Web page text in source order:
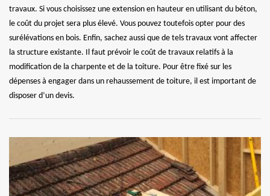
travaux. Si vous choisissez une extension en hauteur en utilisant du béton,
le coût du projet sera plus élevé. Vous pouvez toutefois opter pour des
surélévations en bois. Enfin, sachez aussi que de tels travaux vont affecter
la structure existante. Il faut prévoir le coût de travaux relatifs à la
modification de la charpente et de la toiture. Pour être fixé sur les
dépenses à engager dans un rehaussement de toiture, il est important de
disposer d’un devis.